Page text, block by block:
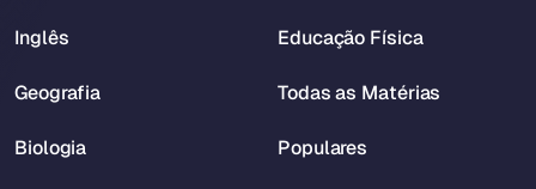
Inglês
Geografia
Biologia
Educação Física
Todas as Matérias
Populares